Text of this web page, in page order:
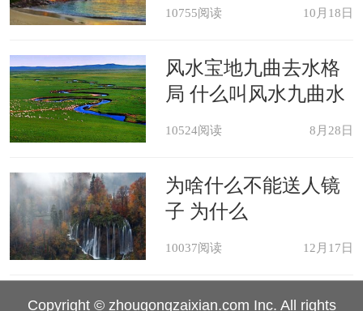
10755阅读 10月18日
风水宝地九曲去水格
局 什么叫风水九曲水
10524阅读 8月28日
为啥什么不能送人镜
子 为什么
10037阅读 12月17日
Copyright © zhougongzaixian.com Inc. All rights